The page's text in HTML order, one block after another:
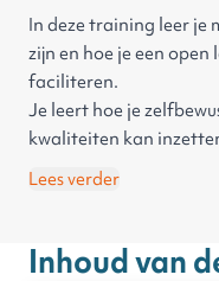
In deze training leer je
zijn en hoe je een
faciliteren.
Je leert hoe je
kwaliteiten kan
Daarnaast krijg je in
tools en strategieën
Lees verder
Inhoud van